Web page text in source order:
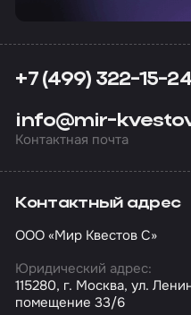
+7 (499) 322-15-
info@mir-
Контактная почта
Контактный адрес
ООО «Мир Квестов С»
Юридический адрес:
115280, г. Москва, ул.
помещение 33/6